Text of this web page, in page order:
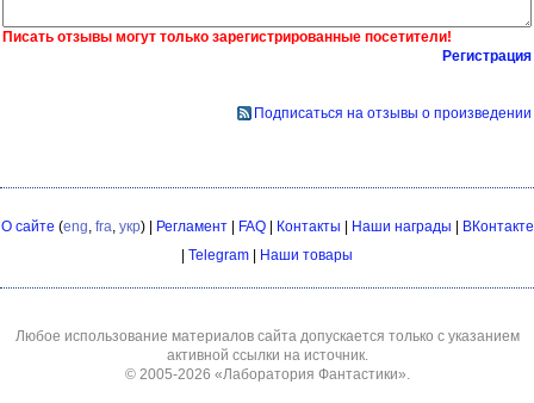
Писать отзывы могут только зарегистрированные посетители!
Регистрация
Подписаться на отзывы о произведении
О сайте (eng fra укр) | Регламент| FAQ| Контакты | Наши награды | ВКонтакте
| Telegram | Наши товары
Любое использование материалов сайта допускается только с указанием
активной ссылки на источник.
© 2005-2026 «Лаборатория Фантастики»